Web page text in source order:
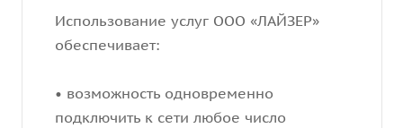
Использование услуг ООО «ЛАЙЗЕР»
обеспечивает:
• возможность одновременно
подключить к сети любое число